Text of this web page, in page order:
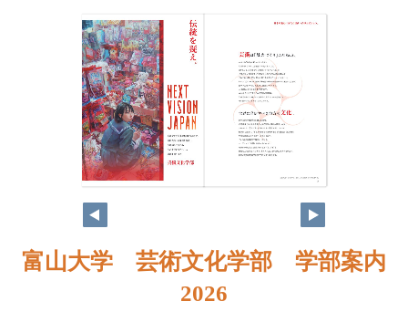
富山大学 芸術文化学部 学部案内
2026